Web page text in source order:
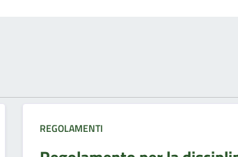
REGOLAMENTI